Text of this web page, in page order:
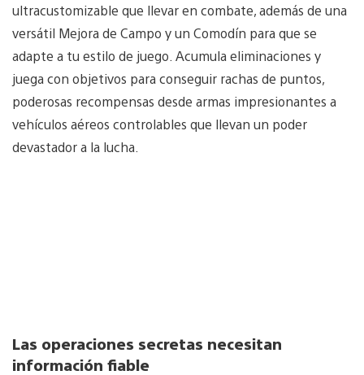
ultracustomizable que llevar en combate, además de una
versátil Mejora de Campo y un Comodín para que se
adapte a tu estilo de juego. Acumula eliminaciones y
juega con objetivos para conseguir rachas de puntos,
poderosas recompensas desde armas impresionantes a
vehículos aéreos controlables que llevan un poder
devastador a la lucha.
Las operaciones secretas necesitan
información fiable